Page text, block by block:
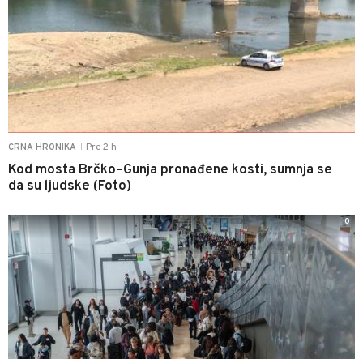
CRNA HRONIKA Pre 2 h
Kod mosta Brčko–Gunja pronađene kosti, sumnja se
da su ljudske (Foto)
0